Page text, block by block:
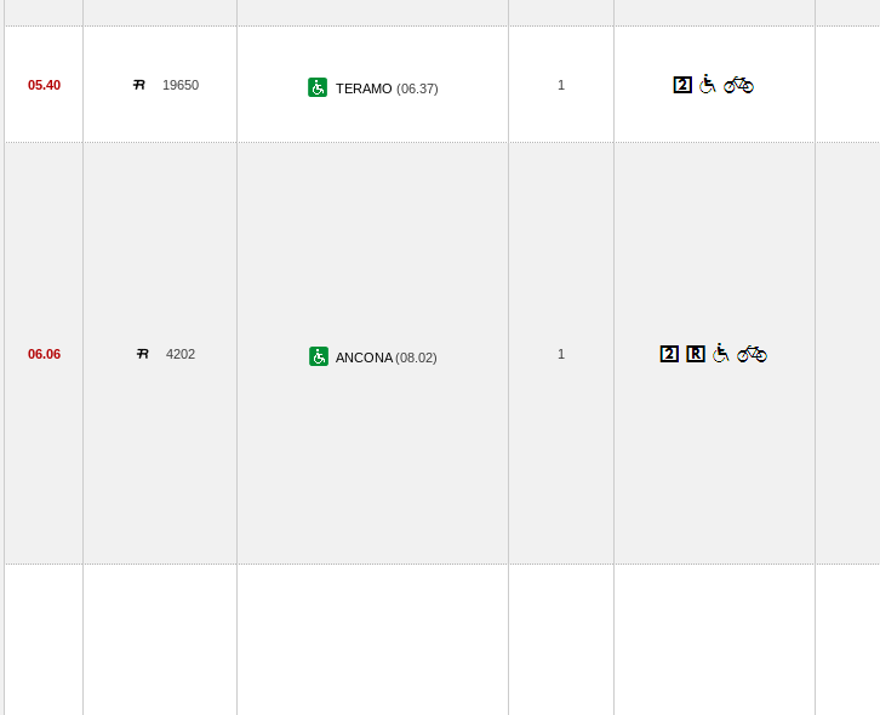
05.40 19650 TERAMO (06.37) 1
06.06 4202 ANCONA(08.02) 1